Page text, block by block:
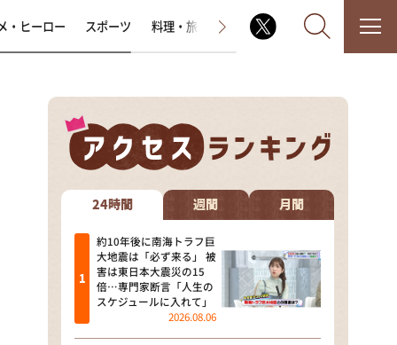
なるみ・岡村の過ぎるTV
相席食堂
これ余談なんですけど・・・
～人生密着トークバラエティ！
～ やすとものいたって真剣です
探偵！ナイトスクープ
・ヒーロー スポーツ 料理・旅 ラジオ番組 その他
24時間 週間 月間
約10年後に南海トラフ巨
大地震は「必ず来る」 被
害は東日本大震災の15
倍…専門家断言「人生の
スケジュールに入れて」
2026.08.06